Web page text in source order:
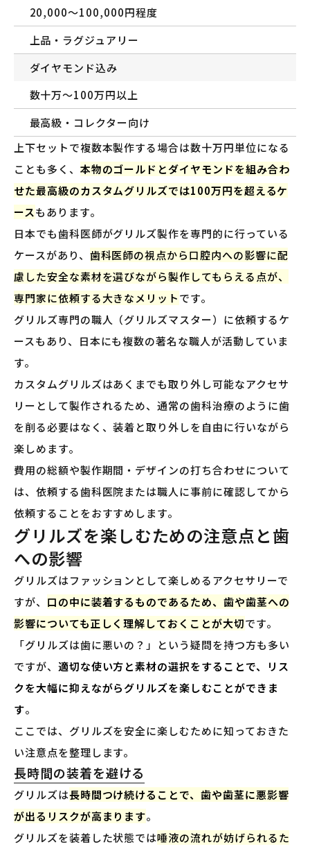
20,000〜100,000円程度
上品・ラグジュアリー
ダイヤモンド込み
数十万〜100万円以上
最高級・コレクター向け
上下セットで複数本製作する場合は数十万円単位になる
ことも多く、 本物のゴールドとダイヤモンドを組み合わ
せた最高級のカスタムグリルズでは100万円を超えるケ
ースもあります。
日本でも歯科医師がグリルズ製作を専門的に行っている
ケースがあり、 歯科医師の視点から口腔内への影響に配
慮した安全な素材を選びながら製作してもらえる点が、
専門家に依頼する大きなメリットです。
グリルズ専門の職人（グリルズマスター）に依頼するケ
ースもあり、日本にも複数の著名な職人が活動していま
す。
カスタムグリルズはあくまでも取り外し可能なアクセサ
リーとして製作されるため、通常の歯科治療のように歯
を削る必要はなく、装着と取り外しを自由に行いながら
楽しめます。
費用の総額や製作期間・デザインの打ち合わせについて
は、依頼する歯科医院または職人に事前に確認してから
依頼することをおすすめします。
グリルズを楽しむための注意点と歯
への影響
グリルズはファッションとして楽しめるアクセサリーで
すが、 口の中に装着するものであるため、歯や歯茎への
影響についても正しく理解しておくことが大切です。
「グリルズは歯に悪いの？」という疑問を持つ方も多い
ですが、 適切な使い方と素材の選択をすることで、リス
クを大幅に抑えながらグリルズを楽しむことができま
す。
ここでは、グリルズを安全に楽しむために知っておきた
い注意点を整理します。
長時間の装着を避ける
グリルズは長時間つけ続けることで、歯や歯茎に悪影響
が出るリスクが高まります。
グリルズを装着した状態では唾液の流れが妨げられるた